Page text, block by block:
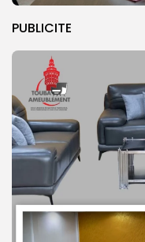
PUBLICITE